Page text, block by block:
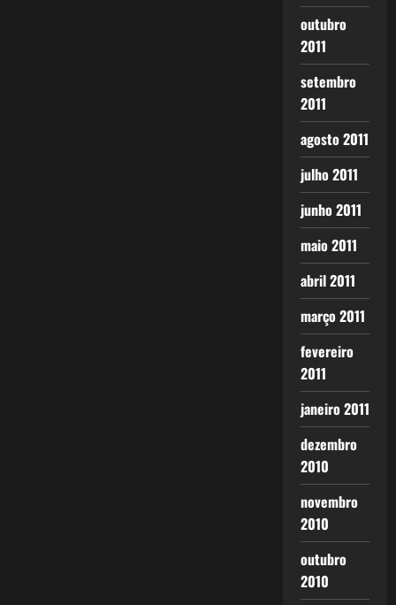
outubro
2011
setembro
2011
agosto 2011
julho 2011
junho 2011
maio 2011
abril 2011
março 2011
fevereiro
2011
janeiro 2011
dezembro
2010
novembro
2010
outubro
2010